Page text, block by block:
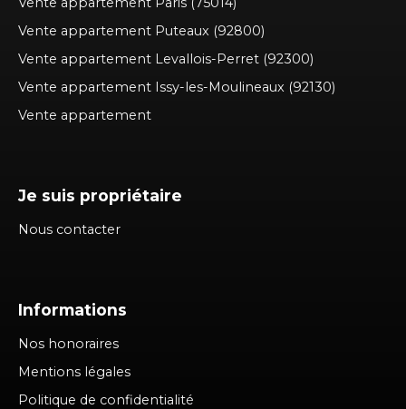
Vente appartement Puteaux (92800)
Vente appartement Levallois-Perret (92300)
Vente appartement Issy-les-Moulineaux (92130)
Vente appartement
Je suis propriétaire
Nous contacter
Informations
Nos honoraires
Mentions légales
Politique de confidentialité